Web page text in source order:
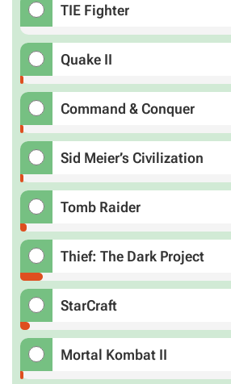
TIE Fighter
Quake II
Command & Conquer
Sid Meier’s Civilization
Tomb Raider
Thief: The Dark Project
StarCraft
Mortal Kombat II